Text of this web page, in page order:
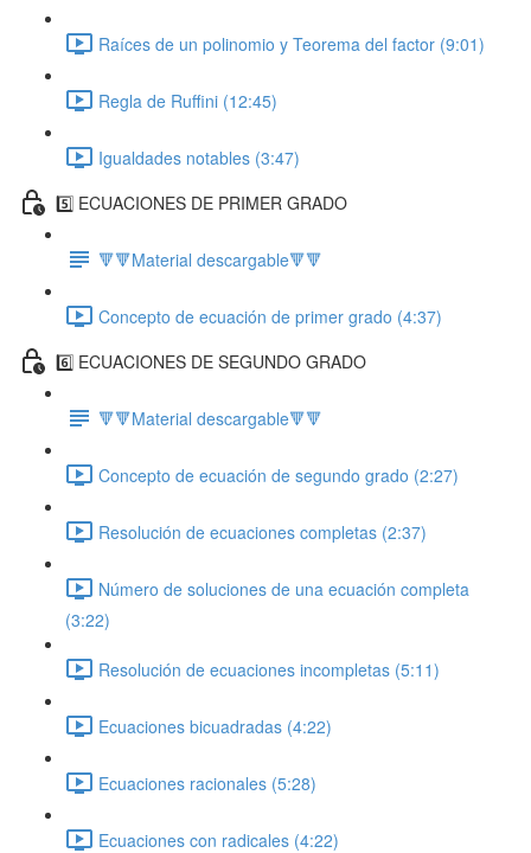
Raíces de un polinomio y Teorema del factor (9:01)
Regla de Ruffini (12:45)
Igualdades notables (3:47)
5️⃣ ECUACIONES DE PRIMER GRADO
🔻🔻Material descargable🔻🔻
Concepto de ecuación de primer grado (4:37)
6️⃣ ECUACIONES DE SEGUNDO GRADO
🔻🔻Material descargable🔻🔻
Concepto de ecuación de segundo grado (2:27)
Resolución de ecuaciones completas (2:37)
Número de soluciones de una ecuación completa
(3:22)
Resolución de ecuaciones incompletas (5:11)
Ecuaciones bicuadradas (4:22)
Ecuaciones racionales (5:28)
Ecuaciones con radicales (4:22)